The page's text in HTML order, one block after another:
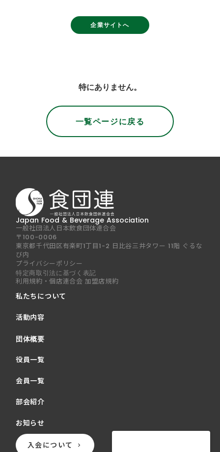
企業サイトへ
特にありません。
一覧ページに戻る
Japan Food & Beverage Association
一般社団法人日本飲食団体連合会
〒100-0006
東京都千代田区有楽町1丁目1-2 日比谷三井タワー 11階 ぐるな
び内
プライバシーポリシー
特定商取引法に基づく表記
利用規約・個店連合会 加盟店規約
私たちについて
活動内容
団体概要
役員一覧
会員一覧
部会紹介
お知らせ
入会について keyboard_arrow_right